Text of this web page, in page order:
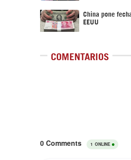
China pone
EEUU
COMENTARIOS